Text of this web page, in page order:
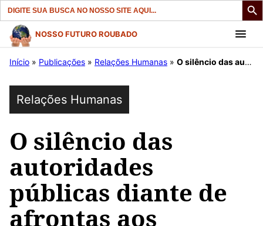
Search
for:
Pular
para
conteúdo
NOSSO FUTURO ROUBADO
Início » Publicações » Relações Humanas » O silêncio das autoridades públicas diante de afrontas aos direitos constitucionais.
Relações Humanas
O silêncio das
autoridades
públicas diante de
afrontas aos